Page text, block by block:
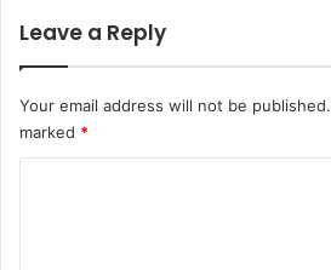
Leave a Reply
Your email address will not be published.
marked *